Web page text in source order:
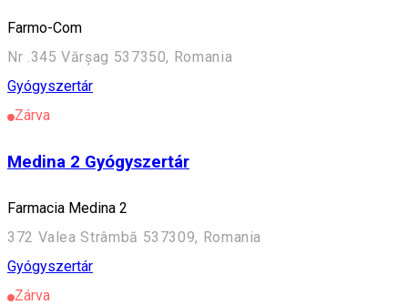
Farmo-Com
Nr .345 Vărșag 537350, Romania
Gyógyszertár
Zárva
Medina 2 Gyógyszertár
Farmacia Medina 2
372 Valea Strâmbă 537309, Romania
Gyógyszertár
Zárva